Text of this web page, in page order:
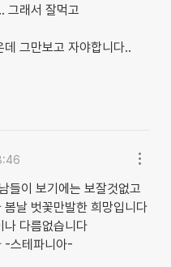
그래서 잘먹고
그만보고 자야합니다..
들이 보기에는 보잘것없고
날 벗꽃만발한 희망입니다
나 다름없습니다
-스테파니아-